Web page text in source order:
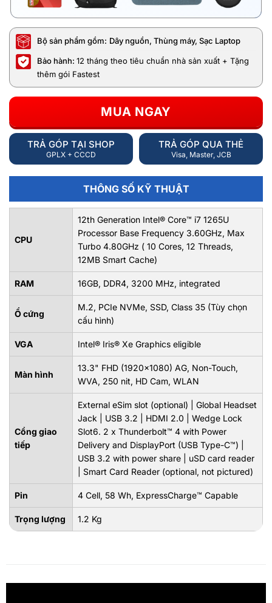
Bộ sản phẩm gồm: Dây nguồn, Thùng máy, Sạc Laptop
Bảo hành: 12 tháng theo tiêu chuẩn nhà sản xuất + Tặng
thêm gói Fastest
MUA NGAY
TRẢ GÓP TẠI SHOP
GPLX + CCCD
TRẢ GÓP QUA THẺ
Visa, Master, JCB
THÔNG SỐ KỸ THUẬT
CPU
12th Generation Intel® Core™ i7 1265U
Processor Base Frequency 3.60GHz, Max
Turbo 4.80GHz ( 10 Cores, 12 Threads,
12MB Smart Cache)
RAM 16GB, DDR4, 3200 MHz, integrated
Ổ cứng
M.2, PCIe NVMe, SSD, Class 35 (Tùy chọn
cấu hình)
VGA Intel® Iris® Xe Graphics eligible
Màn hình
13.3" FHD (1920x1080) AG, Non-Touch,
WVA, 250 nit, HD Cam, WLAN
Cổng giao
tiếp
External eSim slot (optional) | Global Headset
Jack | USB 3.2 | HDMI 2.0 | Wedge Lock
Slot6. 2 x Thunderbolt™ 4 with Power
Delivery and DisplayPort (USB Type-C™) |
USB 3.2 with power share | uSD card reader
| Smart Card Reader (optional, not pictured)
Pin 4 Cell, 58 Wh, ExpressCharge™ Capable
Trọng lượng 1.2 Kg